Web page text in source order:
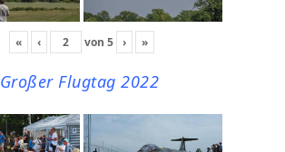
« ‹ von 5 › »
Großer Flugtag 2022